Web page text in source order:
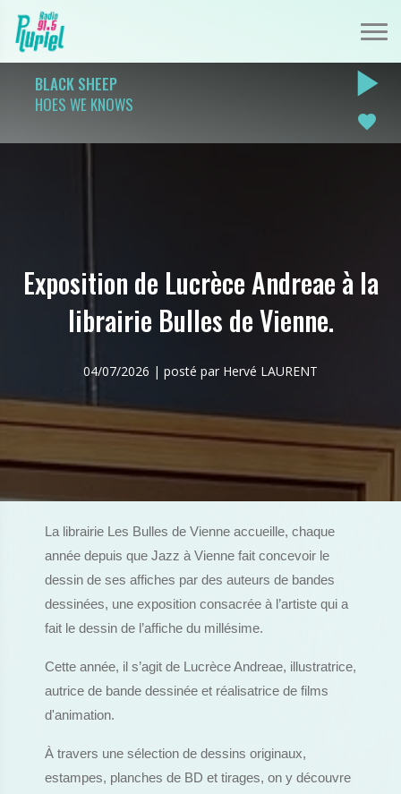
BLACK SHEEP
HOES WE KNOWS
play_arrow
favorite
Exposition de Lucrèce Andreae à la
librairie Bulles de Vienne.
04/07/2026 | posté par Hervé LAURENT
La librairie Les Bulles de Vienne accueille, chaque
année depuis que Jazz à Vienne fait concevoir le
dessin de ses affiches par des auteurs de bandes
dessinées, une exposition consacrée à l’artiste qui a
fait le dessin de l’affiche du millésime.
Cette année, il s’agit de Lucrèce Andreae, illustratrice,
autrice de bande dessinée et réalisatrice de films
d'animation.
À travers une sélection de dessins originaux,
estampes, planches de BD et tirages, on y découvre